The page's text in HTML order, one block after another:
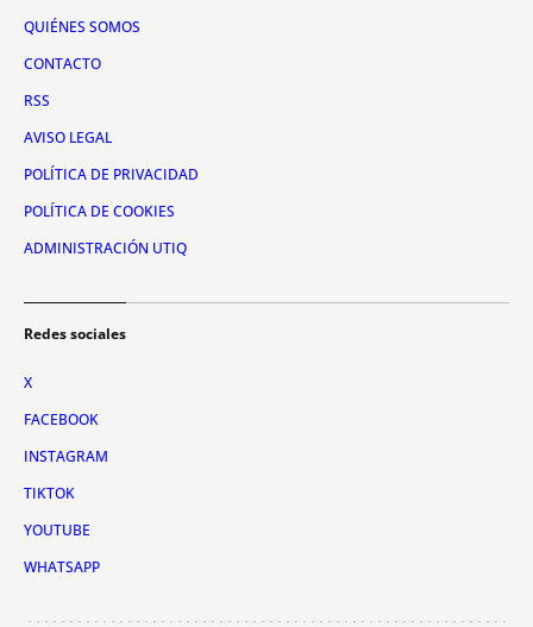
QUIÉNES SOMOS
CONTACTO
RSS
AVISO LEGAL
POLÍTICA DE PRIVACIDAD
POLÍTICA DE COOKIES
ADMINISTRACIÓN UTIQ
Redes sociales
X
FACEBOOK
INSTAGRAM
TIKTOK
YOUTUBE
WHATSAPP